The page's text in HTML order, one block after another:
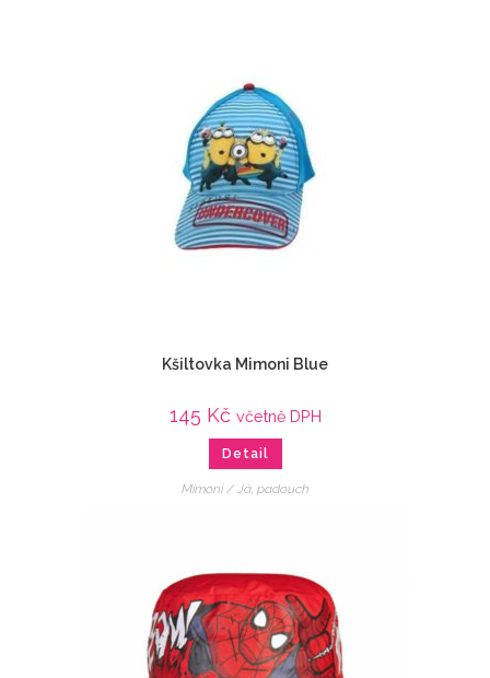
Kšiltovka Mimoni Blue
145 Kč včetně DPH
Detail
Mimoni / Já, padouch